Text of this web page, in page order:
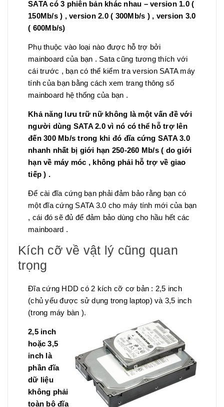
SATA có 3 phiên bản khác nhau – version 1.0 (
150Mb/s ) , version 2.0 ( 300Mb/s ) , version 3.0
( 600Mb/s)
Phụ thuộc vào loại nào được hỗ trợ bởi
mainboard của bạn . Sata cũng tương thích với
cái trước , bạn có thể kiểm tra version SATA máy
tính của bạn bằng cách xem trang thông số
mainboard hệ thống của bạn .
Khả năng lưu trữ nữ không là một vấn đề với
người dùng SATA 2.0 vì nó có thể hỗ trợ lên
đến 300 Mb/s trong khi đó đĩa cứng SATA 3.0
nhanh nhất bị giới hạn 250-260 Mb/s ( do giới
hạn về máy móc , không phải hỗ trợ về giao
tiếp ) .
Để cài đĩa cứng bạn phải đảm bảo rằng bạn có
một đĩa cứng SATA 3.0 cho máy tính mới của bạn
, cái đó sẽ đủ để đảm bảo dùng cho hầu hết các
mainboard .
Kích cỡ về vật lý cũng quan
trọng
Đĩa cứng HDD có 2 kích cỡ cơ bản : 2,5 inch
(chủ yếu được sử dụng trong laptop) và 3,5 inch
(trong máy bàn ).
2,5 inch
hoặc 3,5
inch là
phần đĩa
dữ liệu
không phải
toàn bộ đĩa